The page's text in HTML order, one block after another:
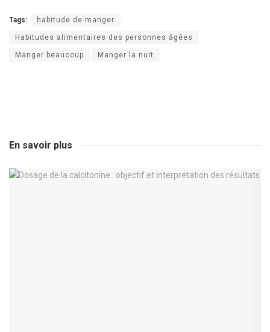
Tags: habitude de manger
Habitudes alimentaires des personnes âgées
Manger beaucoup Manger la nuit
En savoir plus